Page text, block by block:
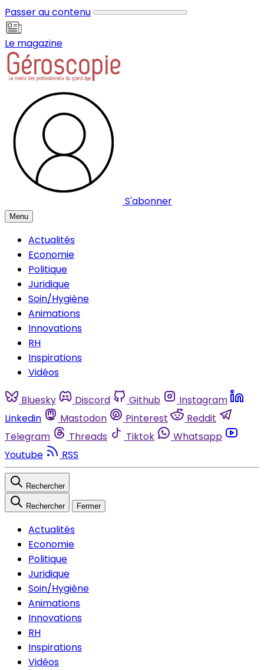
Passer au contenu
Le magazine
S'abonner
Menu
Actualités
Economie
Politique
Juridique
Soin/Hygiène
Animations
Innovations
RH
Inspirations
Vidéos
Bluesky Discord Github
Instagram
Linkedin
Mastodon Pinterest
Reddit
Telegram
Threads Tiktok
Whatsapp
Youtube
RSS
Rechercher
Rechercher Fermer
Actualités
Economie
Politique
Juridique
Soin/Hygiène
Animations
Innovations
RH
Inspirations
Vidéos
Panneau de gestion des cookies